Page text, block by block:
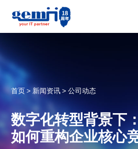
首页 > 新闻资讯 > 公司动态
数字化转型背景下
如何重构企业核心